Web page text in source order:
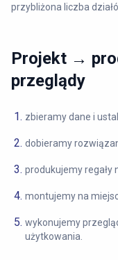
przybliżona liczba
Projekt →
przeglądy
zbieramy dane i
dobieramy
produkujemy regały
montujemy na
wykonujemy
użytkowania.